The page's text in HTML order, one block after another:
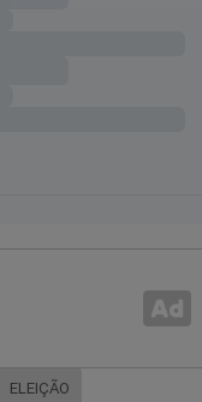
da CPI da COVID.
ELEIÇÃO